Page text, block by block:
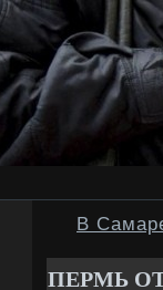
В
ПЕРМЬ